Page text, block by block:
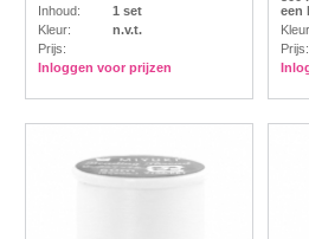
Inhoud:
1 set
Kleur:
n.v.t.
Prijs:
Inloggen voor prijzen
een
Prijs: